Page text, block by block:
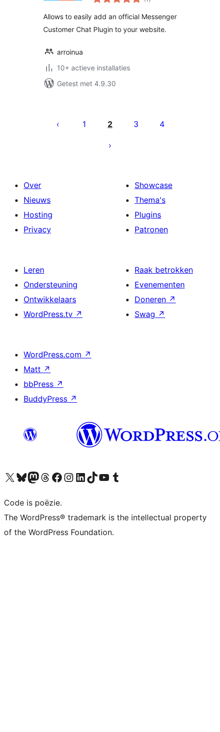
waarderingen
Allows to easily add an official Messenger
Customer Chat Plugin to your website.
arroinua
10+ actieve installaties
Getest met 4.9.30
paginering
1 2 3 4
Over
Nieuws
Hosting
Privacy
Showcase
Thema's
Plugins
Patronen
Leren
Ondersteuning
Ontwikkelaars
WordPress.tv ↗
Raak betrokken
Evenementen
Doneren ↗
Swag ↗
WordPress.com ↗
Matt ↗
bbPress ↗
BuddyPress ↗
Bezoek ons X (voorheen Twitter) account
Bezoek ons Bluesky account
Bezoek ons Mastodon account
Bezoek ons Threads account
Onze Facebook pagina bezoeken
Bezoek ons Instagram account
Bezoek ons LinkedIn account
Bezoek ons TikTok account
Bezoek ons YouTube kanaalBezoek ons Tumblr account
Code is poëzie.
The WordPress® trademark is the intellectual property
of the WordPress Foundation.